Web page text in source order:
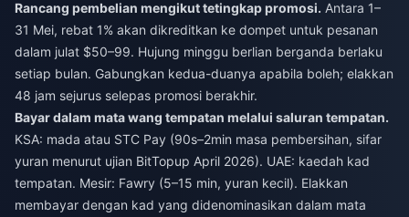
Rancang pembelian mengikut tetingkap promosi. Antara 1–
31 Mei, rebat 1% akan dikreditkan ke dompet untuk pesanan
dalam julat $50–99. Hujung minggu berlian berganda berlaku
setiap bulan. Gabungkan kedua-duanya apabila boleh; elakkan
48 jam sejurus selepas promosi berakhir.
Bayar dalam mata wang tempatan melalui saluran tempatan.
KSA: mada atau STC Pay (90s–2min masa pembersihan, sifar
yuran menurut ujian BitTopup April 2026). UAE: kaedah kad
tempatan. Mesir: Fawry (5–15 min, yuran kecil). Elakkan
membayar dengan kad yang didenominasikan dalam mata